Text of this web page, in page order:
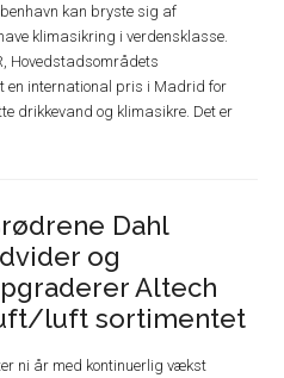
kan bryste sig af
klimasikring i verdensklasse.
Hovedstadsområdets
en international pris i Madrid for
drikkevand og klimasikre. Det er
Dahl
og
Altech
luft sortimentet
ni år med kontinuerlig vækst